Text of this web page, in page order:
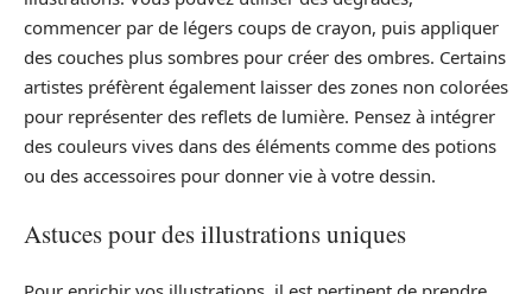
commencer par de légers coups de crayon, puis appliquer
des couches plus sombres pour créer des ombres. Certains
artistes préfèrent également laisser des zones non colorées
pour représenter des reflets de lumière. Pensez à intégrer
des couleurs vives dans des éléments comme des potions
ou des accessoires pour donner vie à votre dessin.
Astuces pour des illustrations uniques